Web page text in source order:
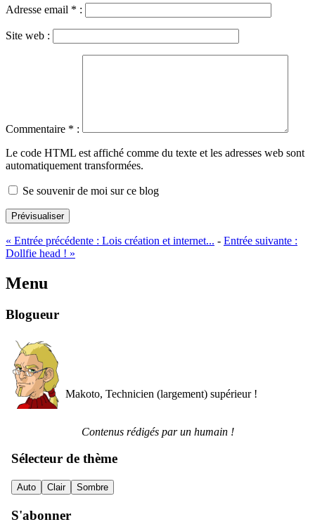
Adresse email * :
Site web :
Commentaire * :
Le code HTML est affiché comme du texte et les adresses web sont
automatiquement transformées.
Se souvenir de moi sur ce blog
Prévisualiser
« Entrée précédente : Lois création et internet... - Entrée suivante :
Dollfie head ! »
Menu
Blogueur
Makoto, Technicien (largement) supérieur !
Contenus rédigés par un humain !
Sélecteur de thème
Auto Clair Sombre
S'abonner